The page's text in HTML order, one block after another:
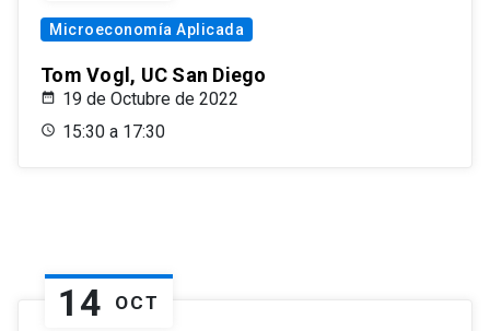
Microeconomía Aplicada
Tom Vogl, UC San Diego
19 de Octubre de 2022
15:30 a 17:30
14 OCT